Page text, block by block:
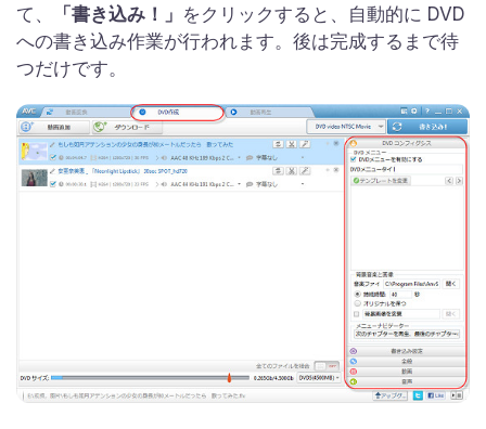
て、
「書き込み！」 をクリックすると、自動的に DVD
への書き込み作業が行われます。後は完成するまで待
つだけです。